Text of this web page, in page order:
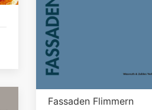
Fassaden Flimmern